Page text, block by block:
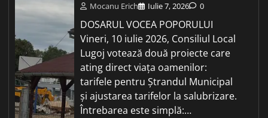
Mocanu Erich Iulie 7, 2026 0
DOSARUL VOCEA POPORULUI
Vineri, 10 iulie 2026, Consiliul Local
Lugoj votează două proiecte care
ating direct viața oamenilor:
tarifele pentru Ștrandul Municipal
și ajustarea tarifelor la salubrizare.
Întrebarea este simplă:…